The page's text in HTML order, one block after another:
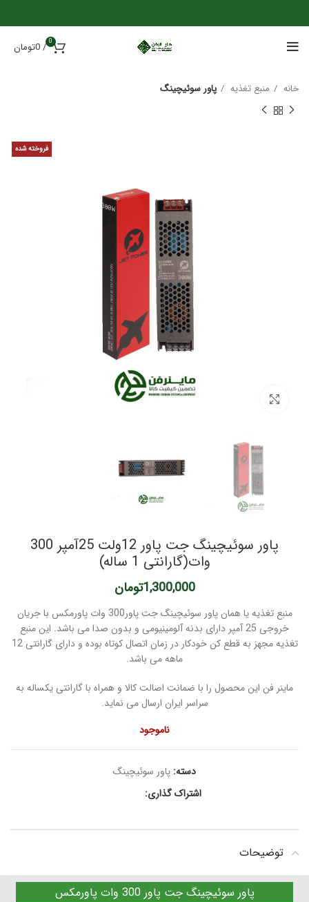
0
/
0تومان
خانه منبع تغذیه پاور سوئیچینگ
فروخته شده
برای بزرگنمایی کلیک کنید
پاور سوئیچینگ جت پاور 12ولت 25آمپر 300
وات(گارانتی 1 ساله)
1,300,000تومان
منبع تغذیه یا همان پاور سوئیچینگ جت پاور300 وات پاورمکس با جریان
خروجی 25 آمپر دارای بدنه آلومینیومی و بدون صدا می باشد. این منبع
تغذیه مجهز به قطع کن خودکار در زمان اتصال کوتاه بوده و دارای گارانتی 12
ماهه می باشد.
ماینر فن این محصول را با ضمانت اصالت کالا و همراه با گارانتی یکساله به
سراسر ایران ارسال می نماید.
ناموجود
دسته: پاور سوئیچینگ
اشتراک گذاری:
توضیحات
پاور سوئیچینگ جت پاور 300 وات پاورمکس